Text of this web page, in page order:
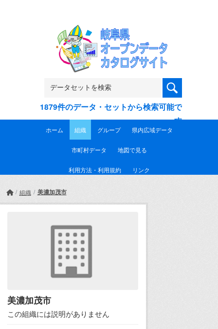
1879件のデータ・セットから検索可能で
す
ホーム 組織 グループ 県内広域データ
市町村データ 地図で見る
利用方法・利用規約 リンク
組織 美濃加茂市
美濃加茂市
この組織には説明がありません